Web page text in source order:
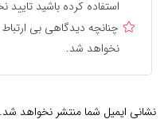
استفاده کرده باشید
چنانچه دیدگاهی بی
نخواهد شد.
نشانی ایمیل شما منتشر نخواهد شد.